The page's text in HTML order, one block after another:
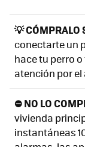
💡 CÓMPRALO
conectarte un
hace tu perro
atención por el
⛔ NO LO
vivienda
instantáneas